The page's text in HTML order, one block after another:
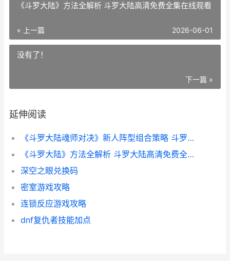
《斗罗大陆》方法全解析 斗罗大陆高清免费全集在线观看
« 上一篇 2026-06-01
没有了！
下一篇 »
延伸阅读
《斗罗大陆魂师对决》新人阵型组合策略 斗罗大陆魂师对决37官网下载
《斗罗大陆》方法全解析 斗罗大陆高清免费全集在线观看
深空之眼兑换码
密室游戏攻略
连锁反应游戏攻略
dnf复仇者技能加点